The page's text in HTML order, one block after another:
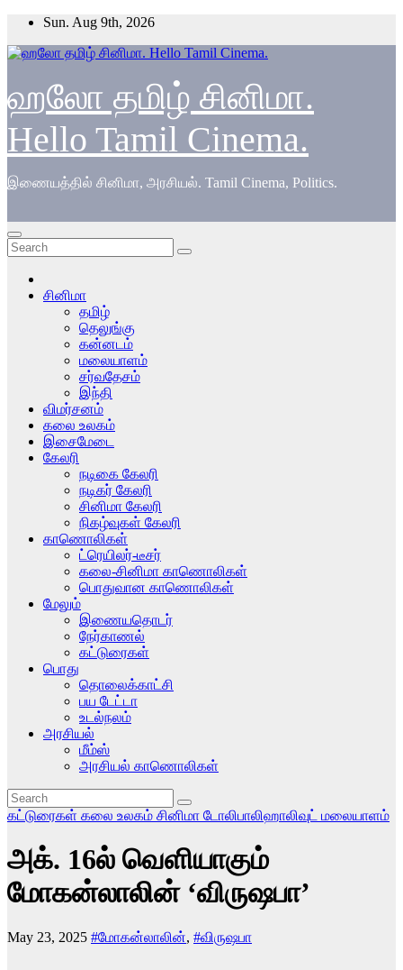
Skip
content
Sun. Aug 9th, 2026
ஹலோ தமிழ் சினிமா.
Hello Tamil Cinema.
இணையத்தில் சினிமா, அரசியல். Tamil Cinema, Politics.
சினிமா
தமிழ்
தெலுங்கு
கன்னடம்
மலையாளம்
சர்வதேசம்
இந்தி
விமர்சனம்
கலை உலகம்
இசைமேடை
கேலரி
நடிகை கேலரி
நடிகர் கேலரி
சினிமா கேலரி
நிகழ்வுகள் கேலரி
காணொலிகள்
ட்ரெயிலர்-டீசர்
கலை-சினிமா காணொலிகள்
பொதுவான காணொலிகள்
மேலும்
இணையதொடர்
நேர்காணல்
கட்டுரைகள்
பொது
தொலைக்காட்சி
பய டேட்டா
உடல்நலம்
அரசியல்
மீம்ஸ்
அரசியல் காணொலிகள்
கட்டுரைகள் கலை உலகம் சினிமா டோலிபாலிஹாலிவுட் மலையாளம்
அக். 16ல் வெளியாகும்
மோகன்லாலின் ‘விருஷபா’
May 23, 2025 #மோகன்லாலின், #விருஷபா